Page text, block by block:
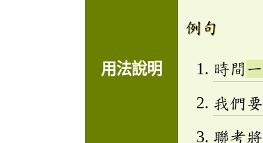
用法說明
例句
時間
我們
聯考